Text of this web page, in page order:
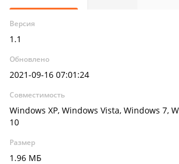
Версия
1.1
Обновлено
2021-09-16 07:01:24
Совместимость
Windows XP, Windows Vista, Windows 7,
10
Размер
1.96 МБ